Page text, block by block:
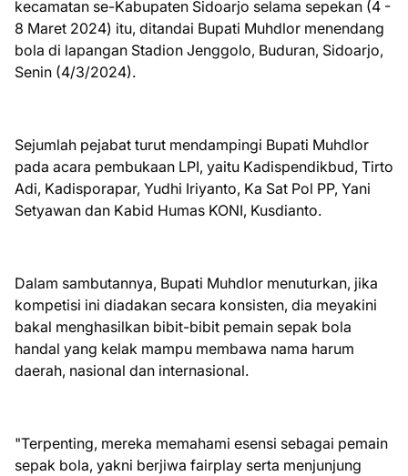
kecamatan se-Kabupaten Sidoarjo selama sepekan (4 -
8 Maret 2024) itu, ditandai Bupati Muhdlor menendang
bola di lapangan Stadion Jenggolo, Buduran, Sidoarjo,
Senin (4/3/2024).
Sejumlah pejabat turut mendampingi Bupati Muhdlor
pada acara pembukaan LPI, yaitu Kadispendikbud, Tirto
Adi, Kadisporapar, Yudhi Iriyanto, Ka Sat Pol PP, Yani
Setyawan dan Kabid Humas KONI, Kusdianto.
Dalam sambutannya, Bupati Muhdlor menuturkan, jika
kompetisi ini diadakan secara konsisten, dia meyakini
bakal menghasilkan bibit-bibit pemain sepak bola
handal yang kelak mampu membawa nama harum
daerah, nasional dan internasional.
"Terpenting, mereka memahami esensi sebagai pemain
sepak bola, yakni berjiwa fairplay serta menjunjung